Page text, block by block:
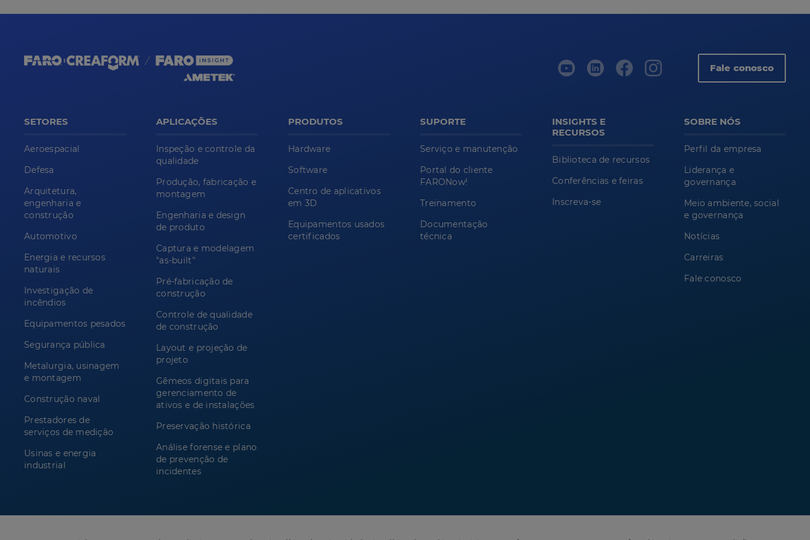
Fale conosco
SETORES
Aeroespacial
Defesa
Arquitetura,
engenharia e
construção
Automotivo
Energia e recursos
naturais
Investigação de
incêndios
Equipamentos pesados
Segurança pública
Metalurgia, usinagem
e montagem
Construção naval
Prestadores de
serviços de medição
Usinas e energia
industrial
APLICAÇÕES
Inspeção e controle da
qualidade
Produção, fabricação e
montagem
Engenharia e design
de produto
Captura e modelagem
"as-built"
Pré-fabricação de
construção
Controle de qualidade
de construção
Layout e projeção de
projeto
Gêmeos digitais para
gerenciamento de
ativos e de instalações
Preservação histórica
Análise forense e plano
de prevenção de
incidentes
PRODUTOS
Hardware
Software
Centro de aplicativos
em 3D
Equipamentos usados
certificados
SUPORTE
Serviço e manutenção
Portal do cliente
FARONow!
Treinamento
Documentação
técnica
INSIGHTS E
RECURSOS
Biblioteca de recursos
Conferências e feiras
Inscreva-se
SOBRE NÓS
Perfil da empresa
Liderança e
governança
Meio ambiente, social
e governança
Notícias
Carreiras
Fale conosco